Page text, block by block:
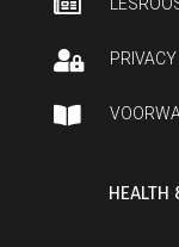

 PRIVACY

HEALTH